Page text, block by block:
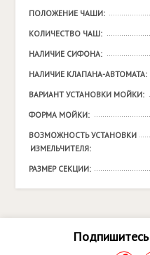
ПОЛОЖЕНИЕ ЧАШИ:
КОЛИЧЕСТВО ЧАШ:
НАЛИЧИЕ СИФОНА:
НАЛИЧИЕ КЛАПАНА-АВТОМАТА:
ВАРИАНТ УСТАНОВКИ МОЙКИ:
ФОРМА МОЙКИ:
ВОЗМОЖНОСТЬ УСТАНОВКИ
ИЗМЕЛЬЧИТЕЛЯ:
РАЗМЕР СЕКЦИИ: